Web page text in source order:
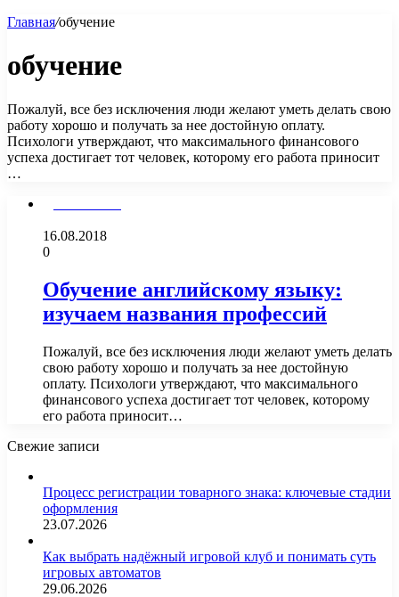
Главная/обучение
обучение
Пожалуй, все без исключения люди желают уметь делать свою
работу хорошо и получать за нее достойную оплату.
Психологи утверждают, что максимального финансового
успеха достигает тот человек, которому его работа приносит
…
16.08.2018
0
Обучение английскому языку:
изучаем названия профессий
Пожалуй, все без исключения люди желают уметь делать
свою работу хорошо и получать за нее достойную
оплату. Психологи утверждают, что максимального
финансового успеха достигает тот человек, которому
его работа приносит…
Свежие записи
Процесс регистрации товарного знака: ключевые стадии
оформления
23.07.2026
Как выбрать надёжный игровой клуб и понимать суть
игровых автоматов
29.06.2026